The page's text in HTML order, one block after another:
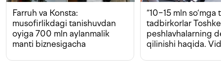
Farruh va Konsta:
musofirlikdagi tanishuvdan
oyiga 700 mln aylanmalik
manti biznesigacha
“10−15 mln so‘mga
tadbirkorlar
peshlavhalarning
qilinishi haqida.